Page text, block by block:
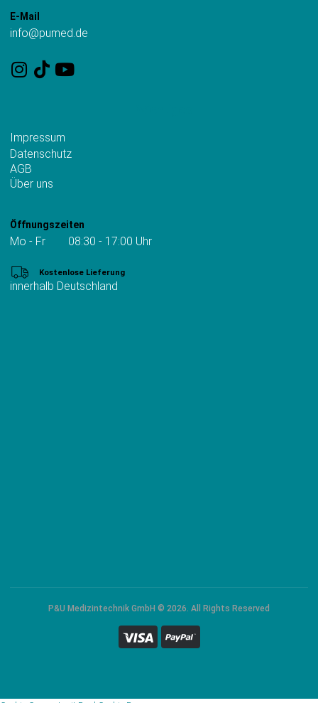
E-Mail
info@pumed.de
Impressum
Datenschutz
AGB
Über uns
Öffnungszeiten
Mo - Fr 08:30 - 17:00 Uhr
Kostenlose Lieferung
innerhalb Deutschland
P&U Medizintechnik GmbH © 2026. All Rights Reserved